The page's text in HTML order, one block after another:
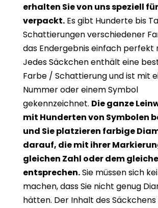
erhalten Sie von uns speziell
verpackt. Es gibt Hunderte bis
Schattierungen verschiedener
das Endergebnis einfach perfekt
Jedes Säckchen enthält eine
Farbe / Schattierung und ist mit
Nummer oder einem Symbol
gekennzeichnet. Die ganze
mit Hunderten von Symbolen
und Sie platzieren farbige
darauf, die mit ihrer
gleichen Zahl oder dem
entsprechen.Sie müssen sich
machen, dass Sie nicht genug
hätten. Der Inhalt des Säckchens